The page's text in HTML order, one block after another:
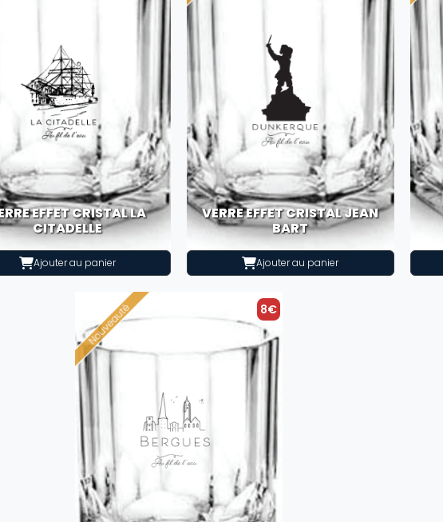
EFFET CRISTAL LA
CITADELLE
Ajouter au panier
VERRE EFFET CRISTAL JEAN
BART
Ajouter au panier
8€